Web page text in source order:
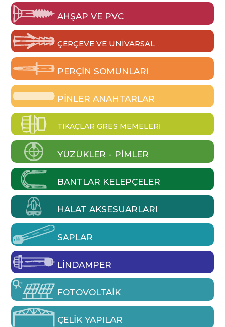
AHŞAP VE PVC
ÇERÇEVE VE UNIVARSAL
PERÇIN SOMUNLARI
PINLER ANAHTARLAR
TIKAÇLAR GRES MEMELERI
YÜZÜKLER - PIMLER
BANTLAR KELEPÇELER
HALAT AKSESUARLARI
SAPLAR
LINDAMPER
FOTOVOLTAIK
ÇELIK YAPILAR